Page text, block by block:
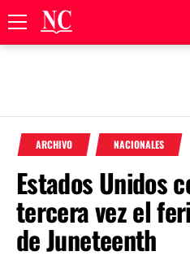
content
ARCHIVO NACIONALES
Estados Unidos
tercera vez el
de Juneteenth